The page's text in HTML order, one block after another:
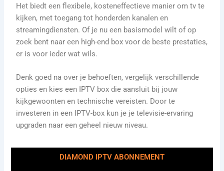
Het biedt een flexibele, kosteneffectieve manier om tv te
kijken, met toegang tot honderden kanalen en
streamingdiensten. Of je nu een basismodel wilt of op
zoek bent naar een high-end box voor de beste prestaties,
er is voor ieder wat wils.
Denk goed na over je behoeften, vergelijk verschillende
opties en kies een IPTV box die aansluit bij jouw
kijkgewoonten en technische vereisten. Door te
investeren in een IPTV-box kun je je televisie-ervaring
upgraden naar een geheel nieuw niveau.
DIAMOND IPTV ABONNEMENT